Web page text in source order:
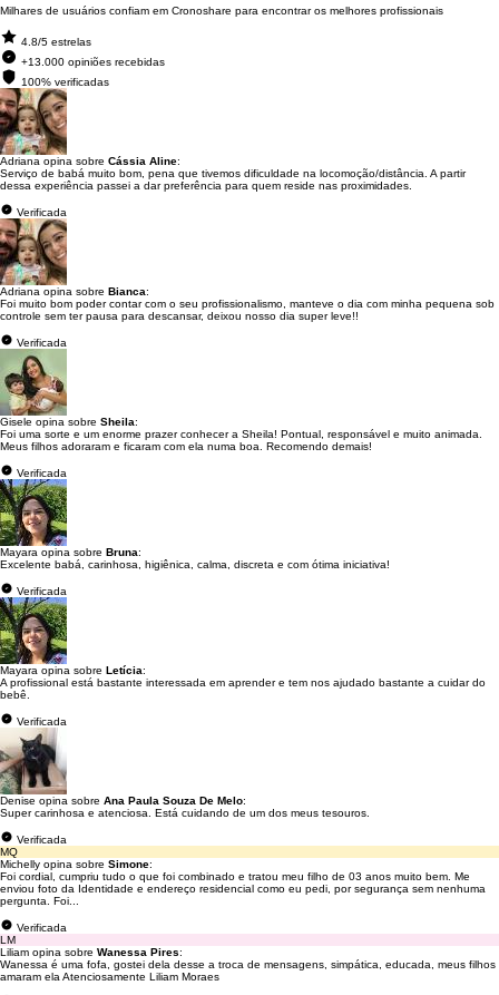
Milhares de usuários confiam em Cronoshare para encontrar os melhores profissionais
4.8/5 estrelas
+13.000 opiniões recebidas
100% verificadas
Adriana opina sobre Cássia Aline:
Serviço de babá muito bom, pena que tivemos dificuldade na locomoção/distância. A partir
dessa experiência passei a dar preferência para quem reside nas proximidades.
Verificada
Adriana opina sobre Bianca:
Foi muito bom poder contar com o seu profissionalismo, manteve o dia com minha pequena sob
controle sem ter pausa para descansar, deixou nosso dia super leve!!
Verificada
Gisele opina sobre Sheila:
Foi uma sorte e um enorme prazer conhecer a Sheila! Pontual, responsável e muito animada.
Meus filhos adoraram e ficaram com ela numa boa. Recomendo demais!
Verificada
Mayara opina sobre Bruna:
Excelente babá, carinhosa, higiênica, calma, discreta e com ótima iniciativa!
Verificada
Mayara opina sobre Letícia:
A profissional está bastante interessada em aprender e tem nos ajudado bastante a cuidar do
bebê.
Verificada
Denise opina sobre Ana Paula Souza De Melo:
Super carinhosa e atenciosa. Está cuidando de um dos meus tesouros.
Verificada
MQ
Michelly opina sobre Simone:
Foi cordial, cumpriu tudo o que foi combinado e tratou meu filho de 03 anos muito bem. Me
enviou foto da Identidade e endereço residencial como eu pedi, por segurança sem nenhuma
pergunta. Foi...
Verificada
LM
Liliam opina sobre Wanessa Pires:
Wanessa é uma fofa, gostei dela desse a troca de mensagens, simpática, educada, meus filhos
amaram ela Atenciosamente Liliam Moraes